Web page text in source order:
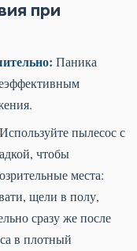
при
Паника
Используйте пылесос с
чтобы
места:
щели в полу,
сразу же после
в плотный